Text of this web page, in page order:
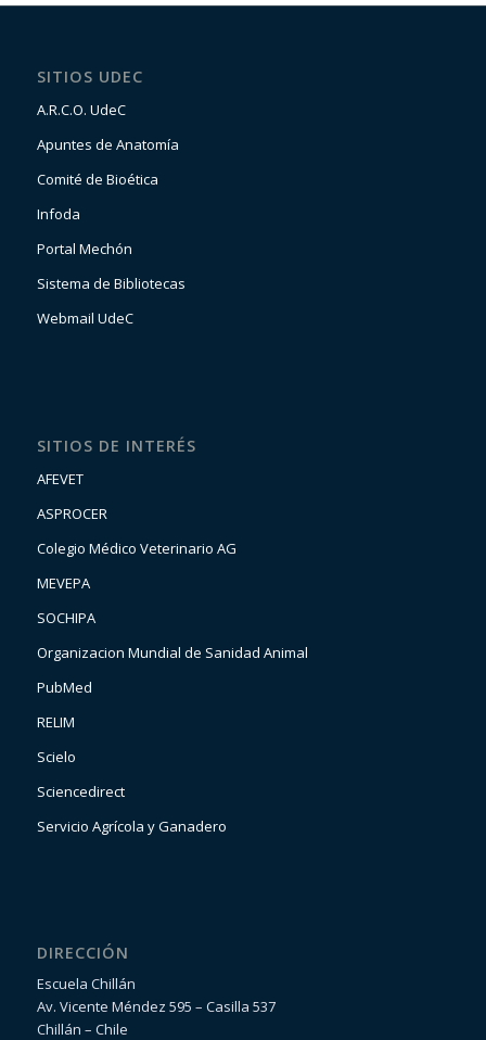
SITIOS UDEC
A.R.C.O. UdeC
Apuntes de Anatomía
Comité de Bioética
Infoda
Portal Mechón
Sistema de Bibliotecas
Webmail UdeC
SITIOS DE INTERÉS
AFEVET
ASPROCER
Colegio Médico Veterinario AG
MEVEPA
SOCHIPA
Organizacion Mundial de Sanidad Animal
PubMed
RELIM
Scielo
Sciencedirect
Servicio Agrícola y Ganadero
DIRECCIÓN
Escuela Chillán
Av. Vicente Méndez 595 – Casilla 537
Chillán – Chile